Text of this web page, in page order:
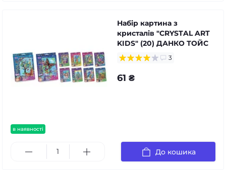
в наявності
Набір картина з
кристалів "CRYSTAL ART
KIDS" (20) ДАНКО ТОЙС
3
61 ₴
До кошика